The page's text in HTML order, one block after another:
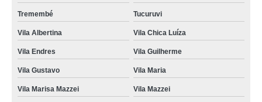
Tremembé Tucuruvi
Vila Albertina Vila Chica Luíza
Vila Endres Vila Guilherme
Vila Gustavo Vila Maria
Vila Marisa Mazzei Vila Mazzei